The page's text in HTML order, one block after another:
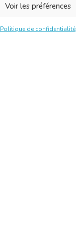
Voir les préférences
Politique de confidentialité